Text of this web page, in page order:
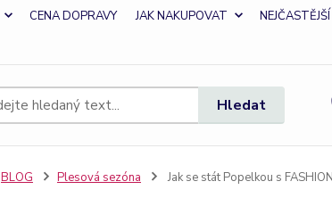
CENA DOPRAVY JAK NAKUPOVAT
Hledat
BLOG Plesová sezóna Jak se stát Popelkou s